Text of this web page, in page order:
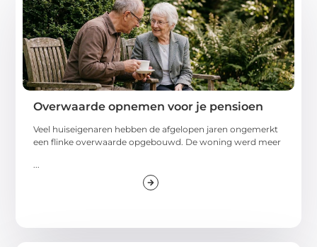
Overwaarde opnemen voor je pensioen
Veel huiseigenaren hebben de afgelopen jaren ongemerkt
een flinke overwaarde opgebouwd. De woning werd meer
...